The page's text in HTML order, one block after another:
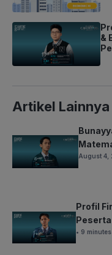
&
Artikel Lainnya
August 4,
Profil
• 9